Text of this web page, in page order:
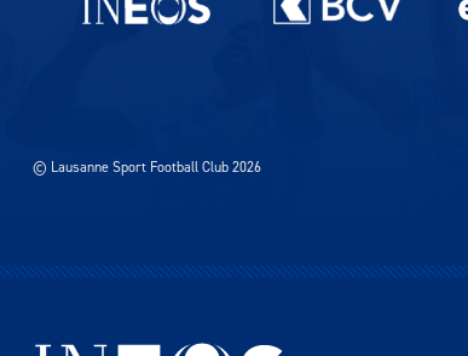
© Lausanne Sport Football Club 2026